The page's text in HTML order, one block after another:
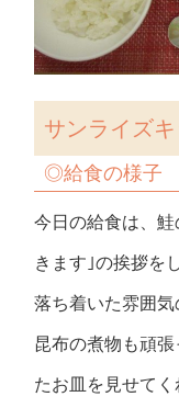
サンライズ
◎給食の様子
今日の給食は、
きます｣の挨拶を
落ち着いた雰囲気
昆布の煮物も頑
たお皿を見せてく